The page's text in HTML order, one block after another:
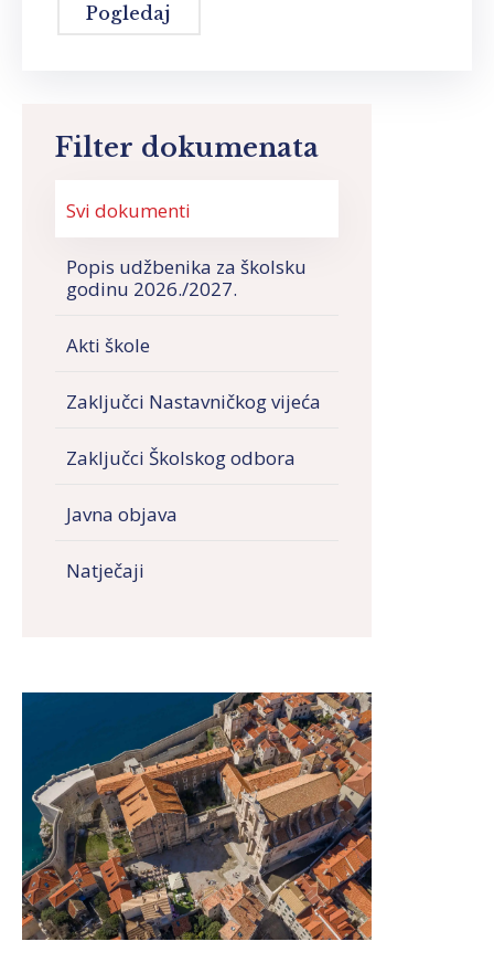
Filter dokumenata
Svi dokumenti
Popis udžbenika za školsku
godinu 2026./2027.
Akti škole
Zaključci Nastavničkog vijeća
Zaključci Školskog odbora
Javna objava
Natječaji
Pogledaj